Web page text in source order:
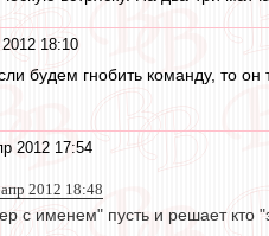
18:10
будем гнобить команду, то он
2012 17:54
2012 18:48
с именем" пусть и решает кто